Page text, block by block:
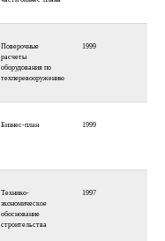
Поверочные
расчеты
оборудования по
техперевооружению
1999
Бизнес-план 1999
Технико-
экономическое
обоснование
строительства
1997